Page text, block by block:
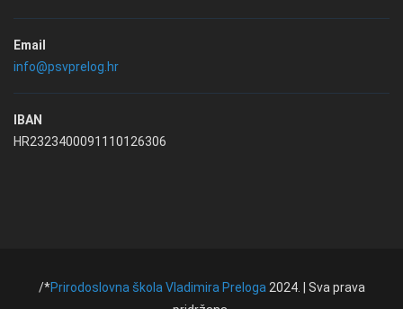
Email
info@psvprelog.hr
IBAN
HR2323400091110126306
/*Prirodoslovna škola Vladimira Preloga 2024. | Sva prava